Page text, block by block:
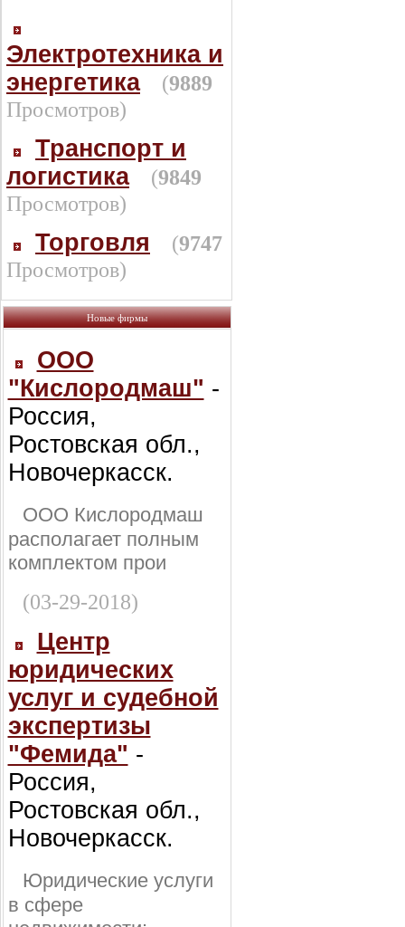
Электротехника и
энергетика
(9889
Просмотров)
Транспорт и
логистика
(9849
Просмотров)
Торговля (9747
Просмотров)
Новые фирмы
ООО
"Кислородмаш" -
Россия,
Ростовская обл.,
Новочеркасск.
ООО Кислородмаш
располагает полным
комплектом прои
(03-29-2018)
Центр
юридических
услуг и судебной
экспертизы
"Фемида" -
Россия,
Ростовская обл.,
Новочеркасск.
Юридические услуги
в сфере